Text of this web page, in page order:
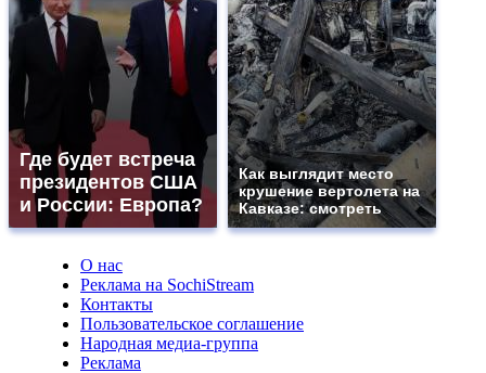
Где будет встреча
президентов США
и России: Европа?
Как выглядит место
крушение вертолета на
Кавказе: смотреть
О нас
Реклама на SochiStream
Контакты
Пользовательское соглашение
Народная медиа-группа
Реклама